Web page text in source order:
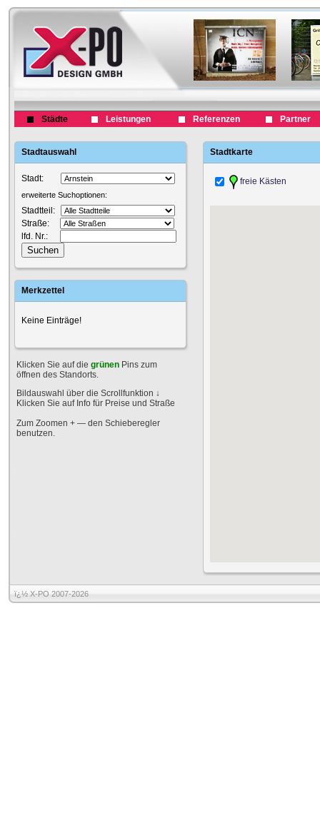
Städte Leistungen Referenzen Partner
Stadtauswahl
Stadt:
erweiterte Suchoptionen:
Stadtteil:
Straße:
lfd. Nr.:
Merkzettel
Keine Einträge!
Klicken Sie auf die grünen Pins zum
öffnen des Standorts.
Bildauswahl über die Scrollfunktion ↓
Klicken Sie auf Info für Preise und Straße
Zum Zoomen + — den Schieberegler
benutzen.
Stadtkarte
freie Kästen
ï¿½ X-PO 2007-2026